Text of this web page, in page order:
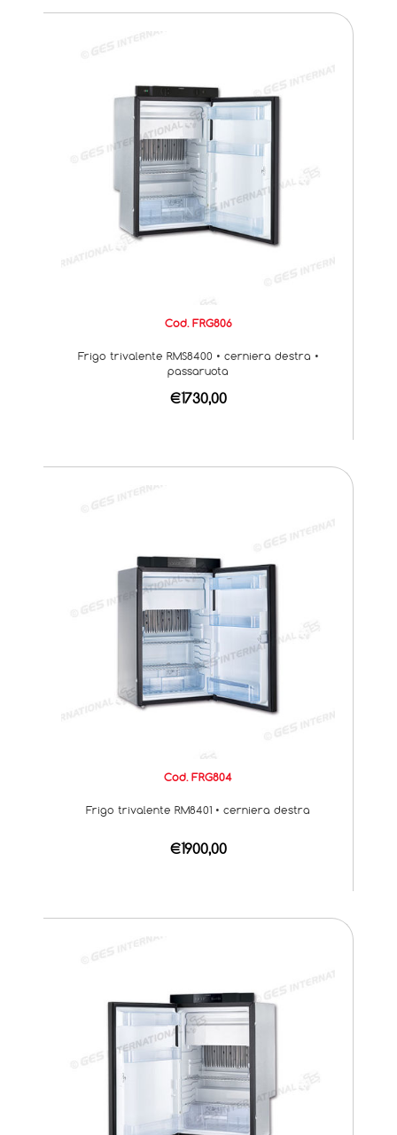
Cod. FRG806
Frigo trivalente RMS8400 • cerniera destra •
passaruota
€1730,00
Cod. FRG804
Frigo trivalente RM8401 • cerniera destra
€1900,00